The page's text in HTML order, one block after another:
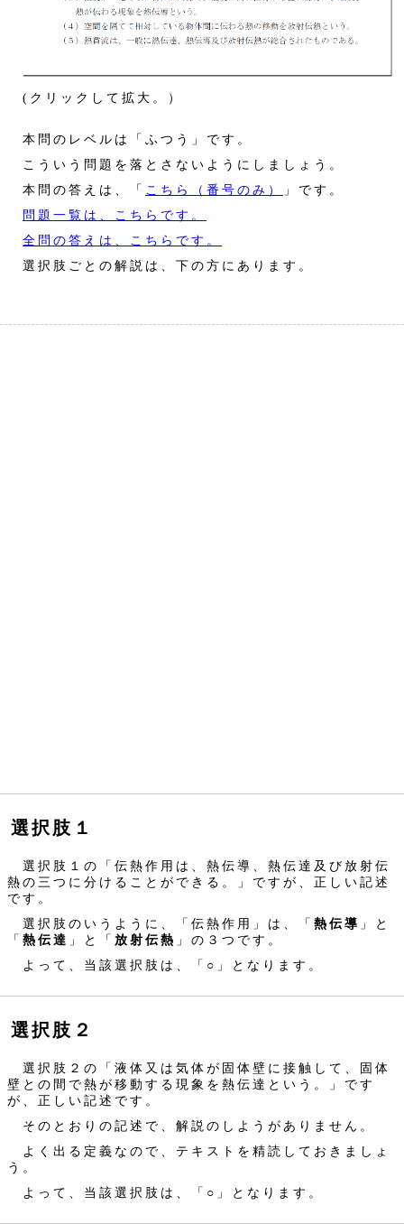
(クリックして拡大。）
本問のレベルは「ふつう」です。
こういう問題を落とさないようにしましょう。
本問の答えは、「 こちら（番号のみ）
」です。
問題一覧は、こちらです。
全問の答えは、こちらです。
選択肢ごとの解説は、下の方にあります。
選択肢１
選択肢１の「伝熱作用は、熱伝導、熱伝達及び放射伝
熱の三つに分けることができる。」ですが、正しい記述
です。
選択肢のいうように、「伝熱作用」は、「 熱伝導 」と
「 熱伝達 」と「 放射伝熱 」の３つです。
よって、当該選択肢は、「○」となります。
選択肢２
選択肢２の「液体又は気体が固体壁に接触して、固体
壁との間で熱が移動する現象を熱伝達という。」です
が、正しい記述です。
そのとおりの記述で、解説のしようがありません。
よく出る定義なので、テキストを精読しておきましょ
う。
よって、当該選択肢は、「○」となります。